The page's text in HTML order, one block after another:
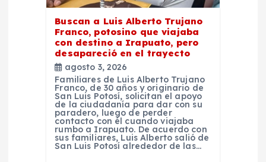
Buscan a Luis Alberto Trujano
Franco, potosino que viajaba
con destino a Irapuato, pero
desapareció en el trayecto
agosto 3, 2026
Familiares de Luis Alberto Trujano
Franco, de 30 años y originario de
San Luis Potosí, solicitan el apoyo
de la ciudadanía para dar con su
paradero, luego de perder
contacto con él cuando viajaba
rumbo a Irapuato. De acuerdo con
sus familiares, Luis Alberto salió de
San Luis Potosí alrededor de las…